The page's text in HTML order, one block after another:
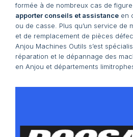
formée à de nombreux cas de
apporter conseils et assistance en
ou de casse. Plus qu’un service de
et de remplacement de pièces
Anjou Machines Outils s’est
réparation et le dépannage des
en Anjou et départements